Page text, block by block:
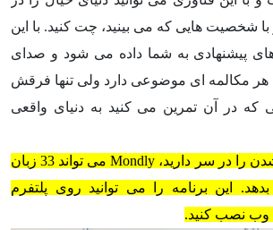
با شخصیت هایی که می بینید، چت کنید. با این
پیشنهادی به شما داده می شود و صدای
مکالمه ای موضوعی دارد ولی تنها فرقش
در آن تمرین می کنید به دنیای واقعی
اگر رویای چندزبانه شدن را در سر دارید، Mondly می تواند 33 زبان
این برنامه را می توانید روی پلتفرم